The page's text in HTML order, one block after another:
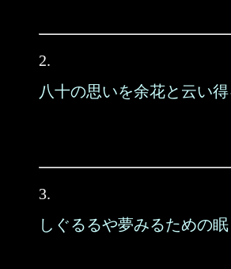
2.
八十の思いを余花と云い
3.
しぐるるや夢みるための眠